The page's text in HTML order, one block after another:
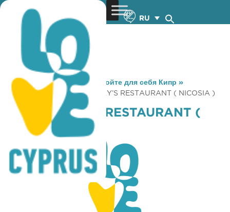
RU
You are here: Home »Откройте для себя Кипр »
Gastronomy
» T. G. I. FRIDAY’S RESTAURANT ( NICOSIA )
T. G. I. FRIDAY’S RESTAURANT (
NICOSIA )